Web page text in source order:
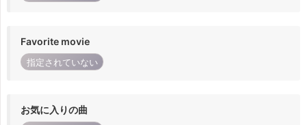
Favorite movie
指定されていない
お気に入りの曲